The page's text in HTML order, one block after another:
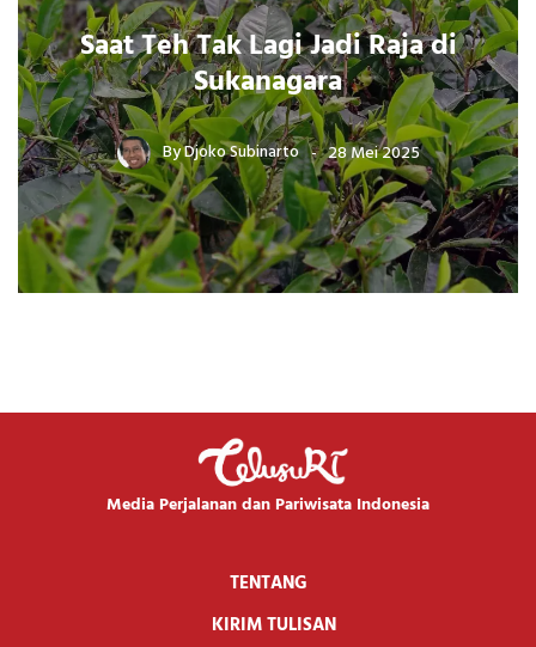
Saat Teh Tak Lagi Jadi Raja di
Sukanagara
ByDjoko Subinarto 28 Mei 2025
Media Perjalanan dan Pariwisata Indonesia
TENTANG
KIRIM TULISAN